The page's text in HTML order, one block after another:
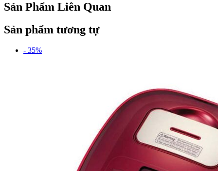
Sản Phẩm Liên Quan
Sản phẩm tương tự
- 35%